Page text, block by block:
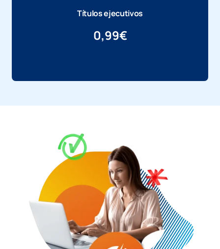
Títulos ejecutivos
0,99€